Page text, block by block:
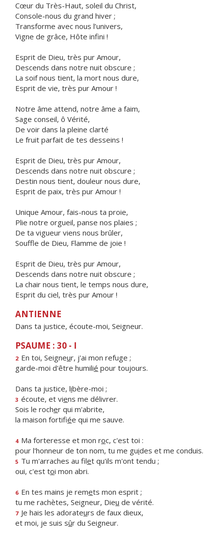
Cœur du Très-Haut, soleil du Christ,
Console-nous du grand hiver ;
Transforme avec nous l’univers,
Vigne de grâce, Hôte infini !
Esprit de Dieu, très pur Amour,
Descends dans notre nuit obscure ;
La soif nous tient, la mort nous dure,
Esprit de vie, très pur Amour !
Notre âme attend, notre âme a faim,
Sage conseil, ô Vérité,
De voir dans la pleine clarté
Le fruit parfait de tes desseins !
Esprit de Dieu, très pur Amour,
Descends dans notre nuit obscure ;
Destin nous tient, douleur nous dure,
Esprit de paix, très pur Amour !
Unique Amour, fais-nous ta proie,
Plie notre orgueil, panse nos plaies ;
De ta vigueur viens nous brûler,
Souffle de Dieu, Flamme de joie !
Esprit de Dieu, très pur Amour,
Descends dans notre nuit obscure ;
La chair nous tient, le temps nous dure,
Esprit du ciel, très pur Amour !
ANTIENNE
Dans ta justice, écoute-moi, Seigneur.
PSAUME : 30 - I
2 En toi, Seigneur, j'ai mon refuge ;
garde-moi d'être humilié pour toujours.
Dans ta justice, libère-moi ;
3 écoute, et viens me délivrer.
Sois le rocher qui m'abrite,
la maison fortifiée qui me sauve.
4 Ma forteresse et mon roc, c'est toi :
pour l'honneur de ton nom, tu me guides et me conduis.
5 Tu m'arraches au filet qu'ils m'ont tendu ;
oui, c'est toi mon abri.
6 En tes mains je remets mon esprit ;
tu me rachètes, Seigneur, Dieu de vérité.
7 Je hais les adorateurs de faux dieux,
et moi, je suis sûr du Seigneur.